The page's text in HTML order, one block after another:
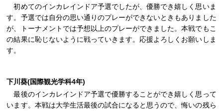
初めてのインカレインドア予選でしたが、優勝でき嬉しく思いま
す。予選では自分の思い通りのプレーができないときもありました
が、トーナメントでは予想以上のプレーができました。本戦でもこ
の結果に恥じないように戦っていきます。応援よろしくお願いしま
す。
下川葵(国際観光学科4年)
最後のインカレインドア予選で優勝することができ嬉しく思って
います。本戦は大学生活最後の試合になると思うので、悔いの残ら